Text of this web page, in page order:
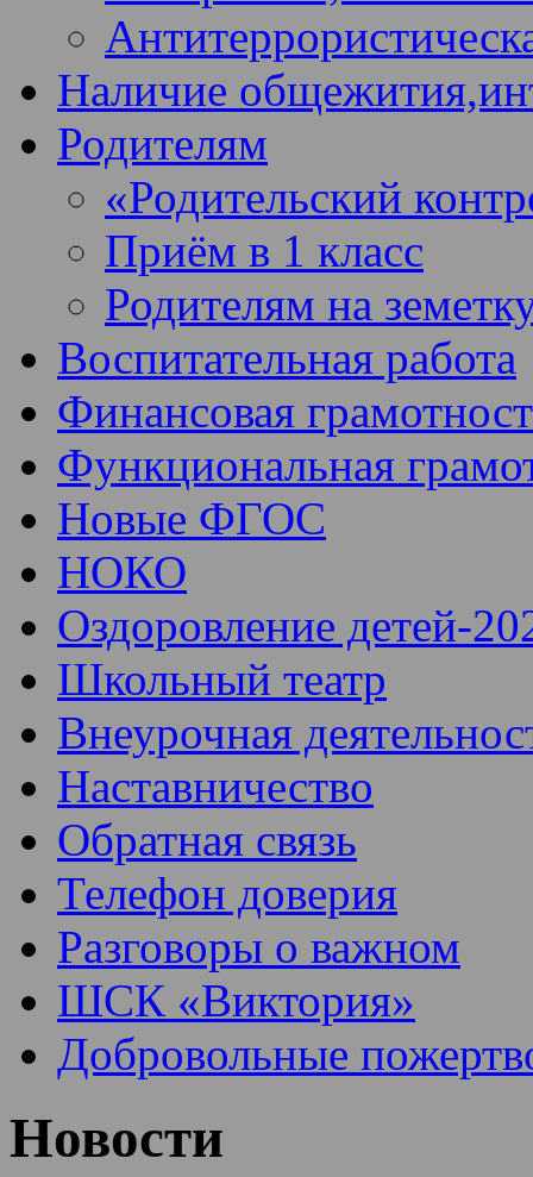
Наличие
Родителям
«Родительский
Приём в 1 класс
Родителям на
Воспитательная работа
Финансовая
Функциональная
Новые ФГОС
НОКО
Оздоровление детей-
Школьный театр
Внеурочная
Наставничество
Обратная связь
Телефон доверия
Разговоры о важном
ШСК «Виктория»
Добровольные
Новости